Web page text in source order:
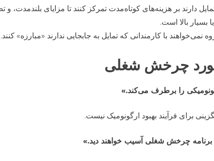
دارند بر هزینه‌های کوتاه‌مدت تمرکز کنند تا مزایای بلندمدت، و
بسیار بالا است.
با کارمندانی که تمایل به جابجایی ندارند «مبارزه» کنند.
چرخش شغلی
برای فرآیند بهبود ارگونومیک نیست.